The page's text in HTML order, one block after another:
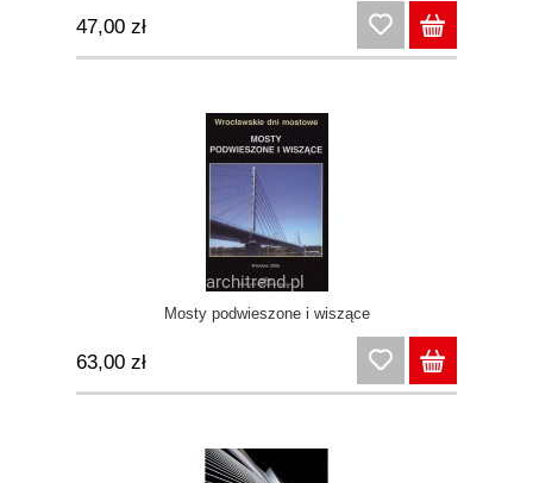
47,00 zł
Mosty podwieszone i wiszące
63,00 zł